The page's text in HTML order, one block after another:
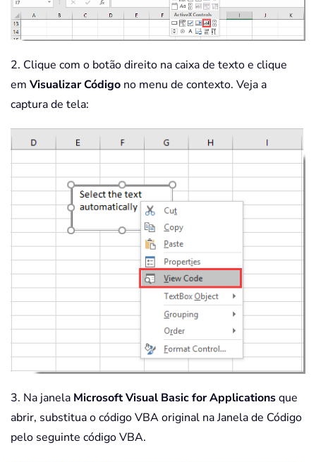
2. Clique com o botão direito na caixa de texto e clique
em Visualizar Código no menu de contexto. Veja a
captura de tela:
3. Na janela Microsoft Visual Basic for Applicationsque
abrir, substitua o código VBA original na Janela de Código
pelo seguinte código VBA.